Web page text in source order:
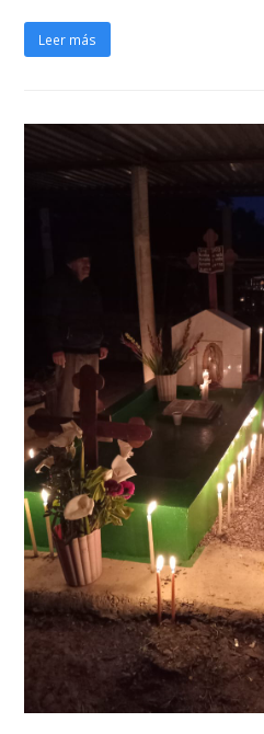
Leer más